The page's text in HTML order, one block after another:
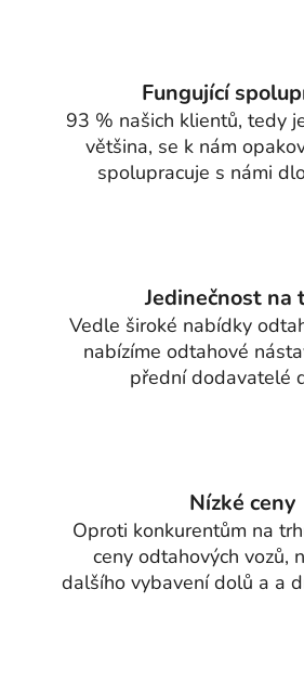
í
p
r
v
k
i
s
u
Fungující
93 % našich klientů, tedy
většina, se k nám
spolupracuje s námi
Jedinečnost na
Vedle široké nabídky
nabízíme odtahové
přední dodavatelé
Nízké ceny
Oproti konkurentům na
ceny odtahových vozů,
dalšího vybavení dolů a a